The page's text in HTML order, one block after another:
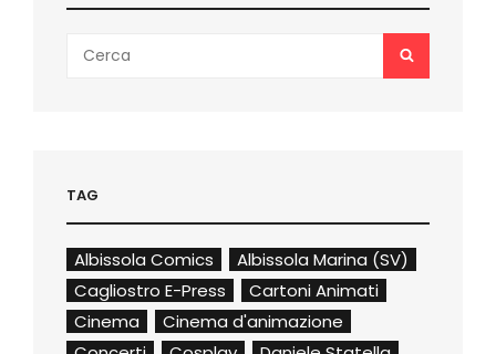
for:
SEARCH
TAG
Albissola Comics
Albissola Marina (SV)
Cagliostro E-Press
Cartoni Animati
Cinema
Cinema d'animazione